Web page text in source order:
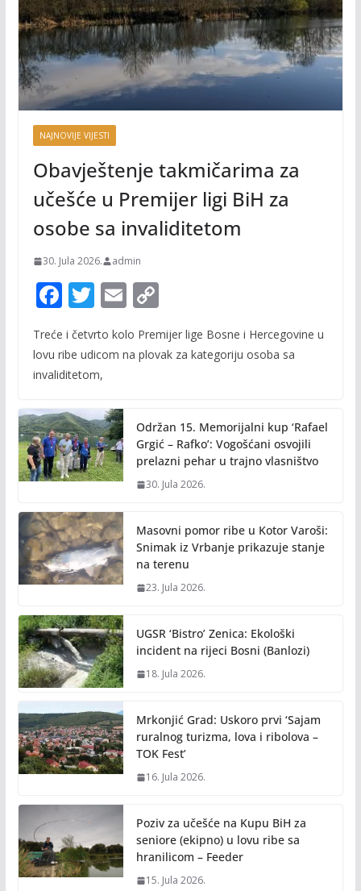
NAJNOVIJE VIJESTI
Obavještenje takmičarima za
učešće u Premijer ligi BiH za
osobe sa invaliditetom
30. Jula 2026. admin
F
ac
e
b
o
k
T
w
itt
er
E
m
ai
C
p
n
k
Treće i četvrto kolo Premijer lige Bosne i Hercegovine u
lovu ribe udicom na plovak za kategoriju osoba sa
invaliditetom,
Održan 15. Memorijalni kup ‘Rafael
Grgić – Rafko’: Vogošćani osvojili
prelazni pehar u trajno vlasništvo
30. Jula 2026.
Masovni pomor ribe u Kotor Varoši:
Snimak iz Vrbanje prikazuje stanje
na terenu
23. Jula 2026.
UGSR ‘Bistro’ Zenica: Ekološki
incident na rijeci Bosni (Banlozi)
18. Jula 2026.
Mrkonjić Grad: Uskoro prvi ‘Sajam
ruralnog turizma, lova i ribolova –
TOK Fest’
16. Jula 2026.
Poziv za učešće na Kupu BiH za
seniore (ekipno) u lovu ribe sa
hranilicom – Feeder
15. Jula 2026.